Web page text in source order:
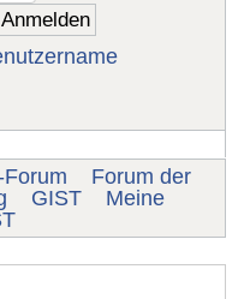
Forum der
GIST
Meine